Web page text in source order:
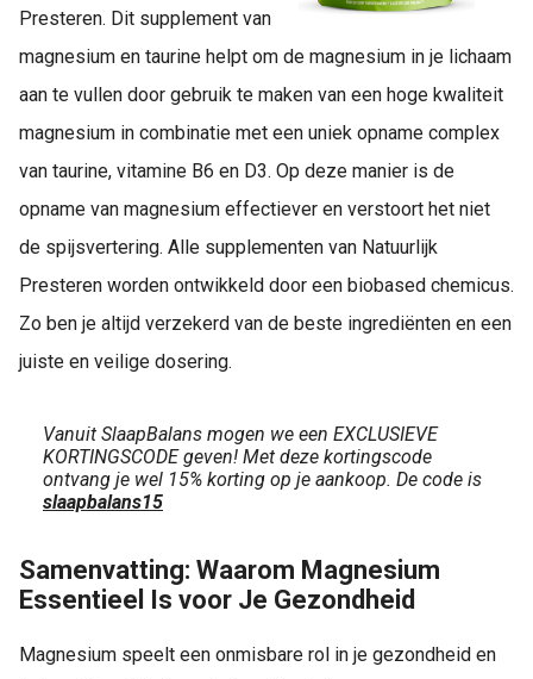
Presteren. Dit supplement van
magnesium en taurine helpt om de magnesium in je lichaam
aan te vullen door gebruik te maken van een hoge kwaliteit
magnesium in combinatie met een uniek opname complex
van taurine, vitamine B6 en D3. Op deze manier is de
opname van magnesium effectiever en verstoort het niet
de spijsvertering. Alle supplementen van Natuurlijk
Presteren worden ontwikkeld door een biobased chemicus.
Zo ben je altijd verzekerd van de beste ingrediënten en een
juiste en veilige dosering.
Vanuit SlaapBalans mogen we een EXCLUSIEVE
KORTINGSCODE geven! Met deze kortingscode
ontvang je wel 15% korting op je aankoop. De code is
slaapbalans15
Samenvatting: Waarom Magnesium
Essentieel Is voor Je Gezondheid
Magnesium speelt een onmisbare rol in je gezondheid en